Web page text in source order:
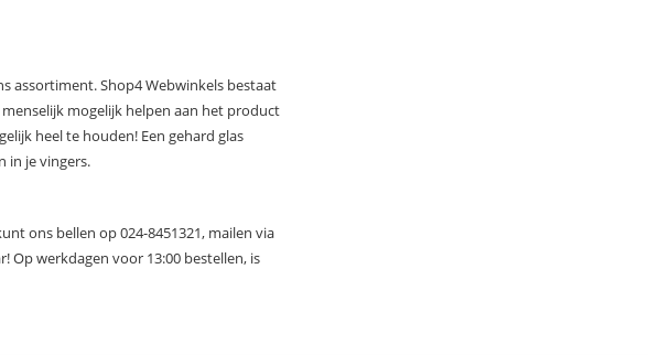
assortiment. Shop4 Webwinkels bestaat
mogelijk helpen aan het product
heel te houden! Een gehard glas
in je vingers.
ons bellen op 024-8451321, mailen via
Op werkdagen voor 13:00 bestellen, is